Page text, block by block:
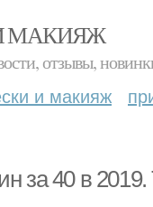
МАКИЯЖ
отзывы,
и макияж
за 40 в